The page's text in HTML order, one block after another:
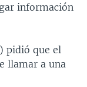
información
pidió que el
llamar a una